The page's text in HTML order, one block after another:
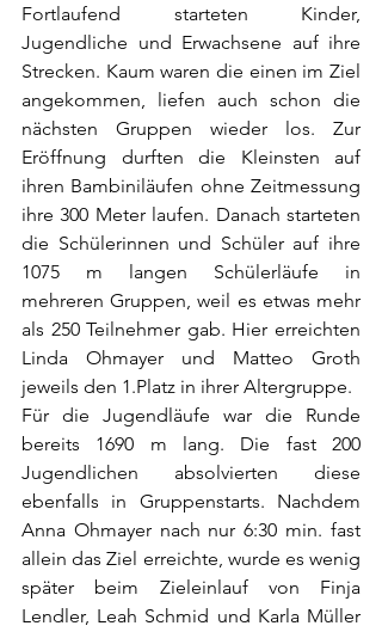
Fortlaufend starteten Kinder,
Jugendliche und Erwachsene auf ihre
Strecken. Kaum waren die einen im Ziel
angekommen, liefen auch schon die
nächsten Gruppen wieder los. Zur
Eröffnung durften die Kleinsten auf
ihren Bambiniläufen ohne Zeitmessung
ihre 300 Meter laufen. Danach starteten
die Schülerinnen und Schüler auf ihre
1075 m langen Schülerläufe in
mehreren Gruppen, weil es etwas mehr
als 250 Teilnehmer gab. Hier erreichten
Linda Ohmayer und Matteo Groth
jeweils den 1.Platz in ihrer Altergruppe.
Für die Jugendläufe war die Runde
bereits 1690 m lang. Die fast 200
Jugendlichen absolvierten diese
ebenfalls in Gruppenstarts. Nachdem
Anna Ohmayer nach nur 6:30 min. fast
allein das Ziel erreichte, wurde es wenig
später beim Zieleinlauf von Finja
Lendler, Leah Schmid und Karla Müller